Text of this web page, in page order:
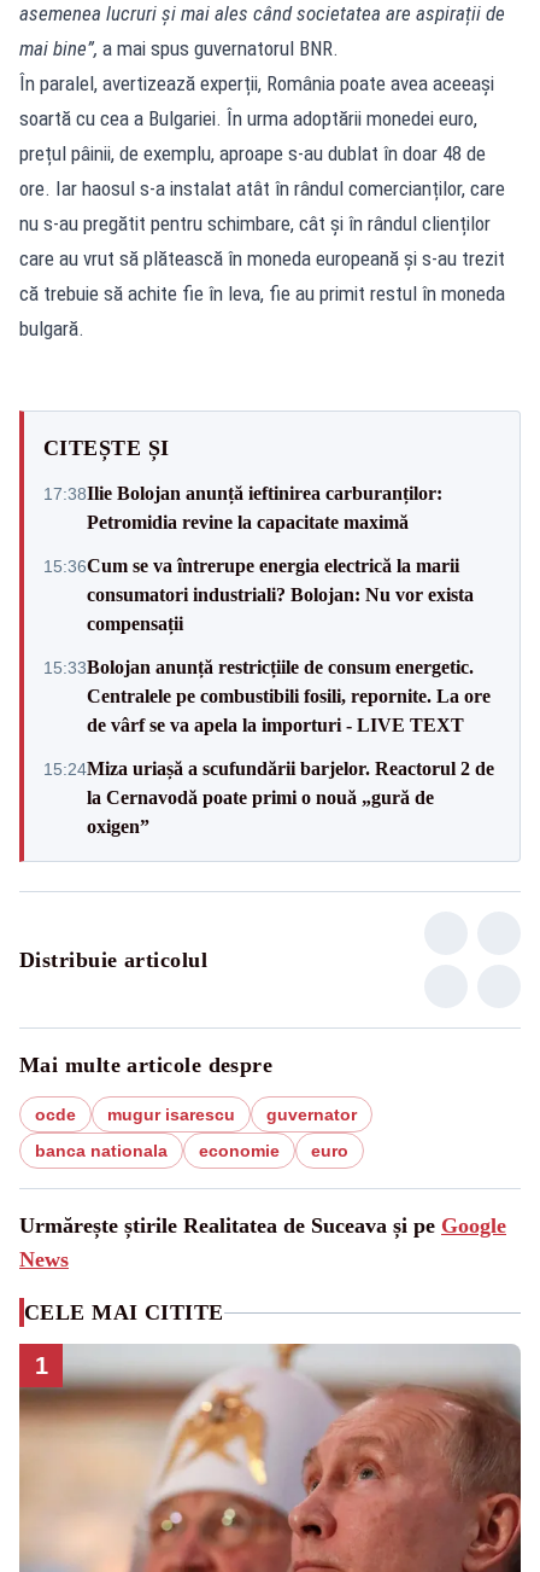
asemenea lucruri și mai ales când societatea are aspirații de
mai bine”, a mai spus guvernatorul BNR.
În paralel, avertizează experții, România poate avea aceeași
soartă cu cea a Bulgariei. În urma adoptării monedei euro,
prețul pâinii, de exemplu, aproape s-au dublat în doar 48 de
ore. Iar haosul s-a instalat atât în rândul comercianților, care
nu s-au pregătit pentru schimbare, cât și în rândul clienților
care au vrut să plătească în moneda europeană și s-au trezit
că trebuie să achite fie în leva, fie au primit restul în moneda
bulgară.
CITEȘTE ȘI
17:38Ilie Bolojan anunță ieftinirea carburanților:
Petromidia revine la capacitate maximă
15:36Cum se va întrerupe energia electrică la marii
consumatori industriali? Bolojan: Nu vor exista
compensații
15:33Bolojan anunță restricțiile de consum energetic.
Centralele pe combustibili fosili, repornite. La ore
de vârf se va apela la importuri - LIVE TEXT
15:24Miza uriașă a scufundării barjelor. Reactorul 2 de
la Cernavodă poate primi o nouă „gură de
oxigen”
Distribuie articolul
Mai multe articole despre
ocde mugur isarescu
guvernator
banca nationala
economie euro
Urmărește știrile Realitatea de Suceava și pe Google
News
CELE MAI CITITE
1